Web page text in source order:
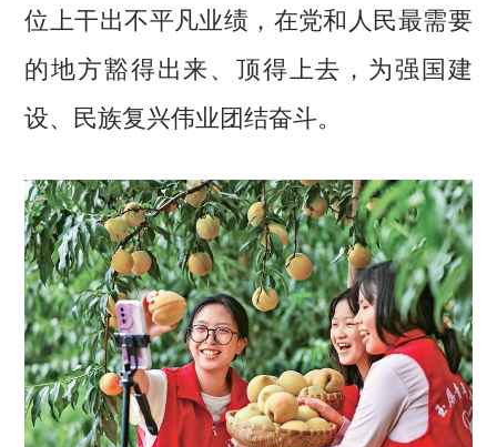
位上干出不平凡业绩，在党和人民最需要
的地方豁得出来、顶得上去，为强国建
设、民族复兴伟业团结奋斗。